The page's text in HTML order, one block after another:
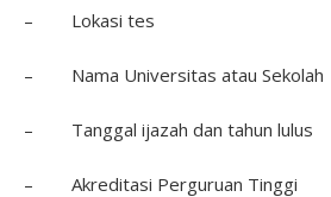
– Lokasi tes
– Nama Universitas atau Sekolah
– Tanggal ijazah dan tahun lulus
– Akreditasi Perguruan Tinggi